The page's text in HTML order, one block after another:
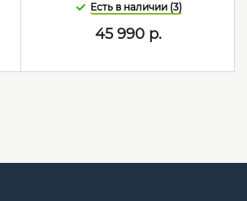
Есть в наличии (3)
45 990р.